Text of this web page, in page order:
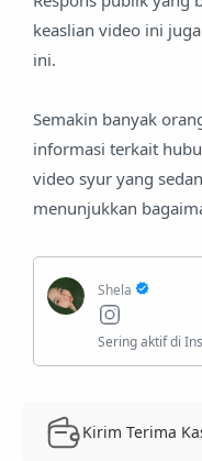
keaslian video ini
ini.
Semakin banyak
informasi terkait
video syur yang
menunjukkan
Kirim Terima